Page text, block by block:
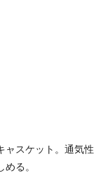
ャスケット。通気性
る。